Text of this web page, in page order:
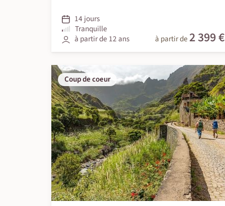
14 jours
Tranquille
à partir de 12 ans
à partir de 2 399 €
Coup de coeur